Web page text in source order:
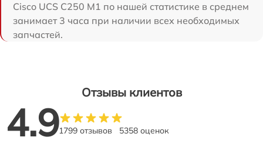
Cisco UCS C250 M1 по нашей статистике в среднем
занимает 3 часа при наличии всех необходимых
запчастей.
Отзывы клиентов
4.91799 отзывов 5358 оценок